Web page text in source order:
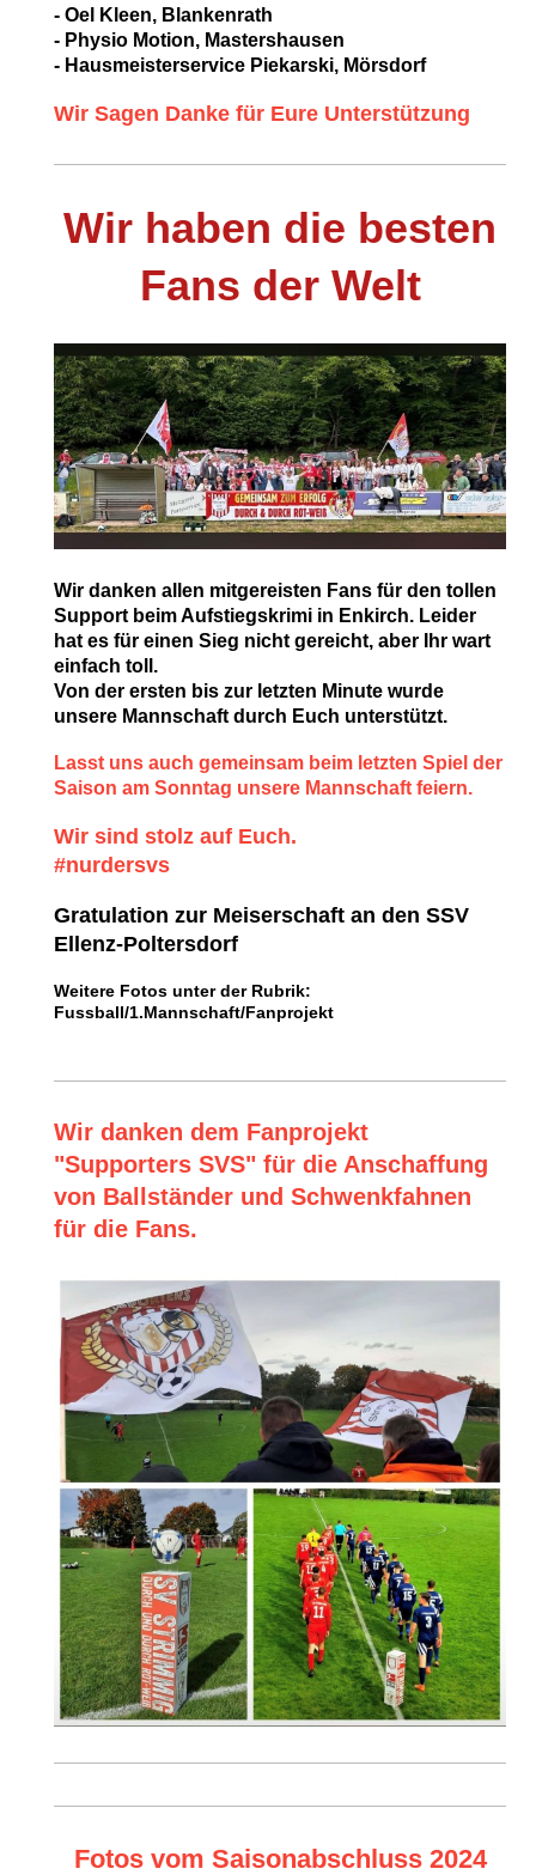
- Oel Kleen, Blankenrath
- Physio Motion, Mastershausen
- Hausmeisterservice Piekarski, Mörsdorf
Wir Sagen Danke für Eure Unterstützung
Wir haben die besten
Fans der Welt
Wir danken allen mitgereisten Fans für den tollen
Support beim Aufstiegskrimi in Enkirch. Leider
hat es für einen Sieg nicht gereicht, aber Ihr wart
einfach toll.
Von der ersten bis zur letzten Minute wurde
unsere Mannschaft durch Euch unterstützt.
Lasst uns auch gemeinsam beim letzten Spiel der
Saison am Sonntag unsere Mannschaft feiern.
Wir sind stolz auf Euch.
#nurdersvs
Gratulation zur Meiserschaft an den SSV
Ellenz-Poltersdorf
Weitere Fotos unter der Rubrik:
Fussball/1.Mannschaft/Fanprojekt
Wir danken dem Fanprojekt
"Supporters SVS" für die Anschaffung
von Ballständer und Schwenkfahnen
für die Fans.
Fotos vom Saisonabschluss 2024